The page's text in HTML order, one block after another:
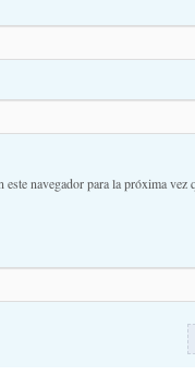
navegador para la próxima vez